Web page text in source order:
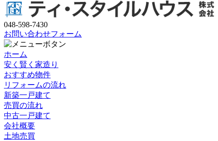
048-598-7430
お問い合わせフォーム
ホーム
安く賢く家造り
おすすめ物件
リフォームの流れ
新築一戸建て
売買の流れ
中古一戸建て
会社概要
土地売買